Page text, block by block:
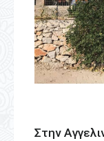
Στην Αγγελινιό φτάσαμε απόγευμα. Ο